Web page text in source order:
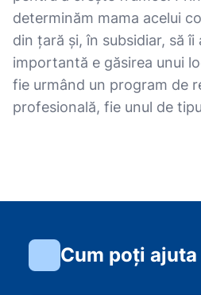
determinăm mama acelui
din țară și, în subsidiar, să
importantă e găsirea unui
fie urmând un program de
profesională, fie unul de
Cum poți ajuta